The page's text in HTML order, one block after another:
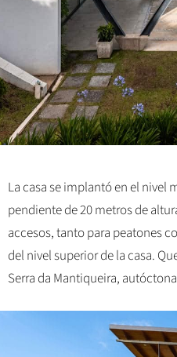
La casa se implantó en el nivel
pendiente de 20 metros de
accesos, tanto para peatones
del nivel superior de la casa.
Serra da Mantiqueira,